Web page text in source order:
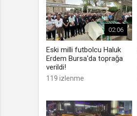
02:06
Eski milli futbolcu Haluk
Erdem Bursa'da toprağa
verildi!
119 izlenme